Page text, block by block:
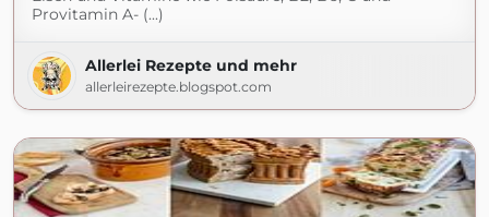
Provitamin A- (...)
Allerlei Rezepte und mehr
allerleirezepte.blogspot.com